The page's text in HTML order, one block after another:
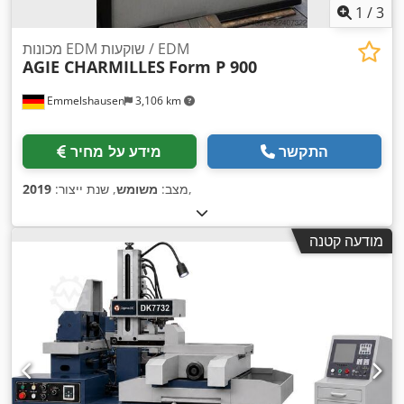
1 /3
Emmelshausen 3,106 km
מכונות EDM שוקעות / EDM
AGIE CHARMILLES Form P 900
מידע על מחיר התקשר
מצב: משומש, שנת ייצור: 2019 ,
מודעה קטנה